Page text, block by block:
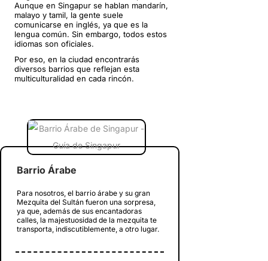
Aunque en Singapur se hablan mandarín,
malayo y tamil, la gente suele
comunicarse en inglés, ya que es la
lengua común. Sin embargo, todos estos
idiomas son oficiales.
Por eso, en la ciudad encontrarás
diversos barrios que reflejan esta
multiculturalidad en cada rincón.
Barrio Árabe
Para nosotros, el barrio árabe y su gran
Mezquita del Sultán fueron una sorpresa,
ya que, además de sus encantadoras
calles, la majestuosidad de la mezquita te
transporta, indiscutiblemente, a otro lugar.